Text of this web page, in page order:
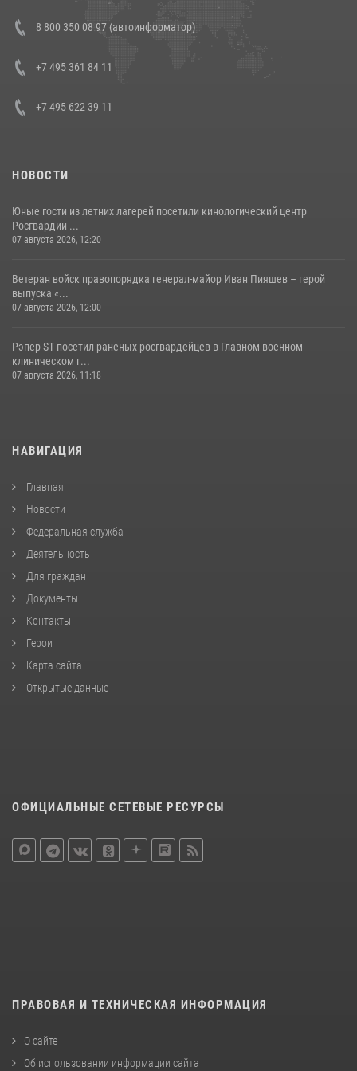
В Росгвардии прошла военно-научная конференция по обобщению
боевого опыта
8 800 350 08 97 (автоинформатор)
+7 495 361 84 11
+7 495 622 39 11
НОВОСТИ
Юные гости из летних лагерей посетили кинологический центр
Росгвардии ...
07 августа 2026, 12:20
Ветеран войск правопорядка генерал-майор Иван Пияшев – герой
выпуска «...
07 августа 2026, 12:00
Рэпер ST посетил раненых росгвардейцев в Главном военном
клиническом г...
07 августа 2026, 11:18
НАВИГАЦИЯ
Главная
Новости
Федеральная служба
Деятельность
Для граждан
Документы
Контакты
Герои
Карта сайта
Открытые данные
ОФИЦИАЛЬНЫЕ СЕТЕВЫЕ РЕСУРСЫ
ПРАВОВАЯ И ТЕХНИЧЕСКАЯ ИНФОРМАЦИЯ
О сайте
Об использовании информации сайта